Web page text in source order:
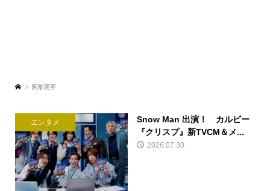
阿部亮平
エンタメ
Snow Man 出演！ カルビー
『クリスプ』新TVCM＆メ...
2026.07.30